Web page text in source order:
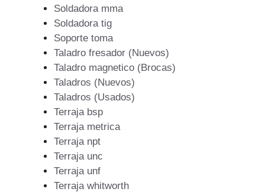
Soldadora mma
Soldadora tig
Soporte toma
Taladro fresador (Nuevos)
Taladro magnetico (Brocas)
Taladros (Nuevos)
Taladros (Usados)
Terraja bsp
Terraja metrica
Terraja npt
Terraja unc
Terraja unf
Terraja whitworth